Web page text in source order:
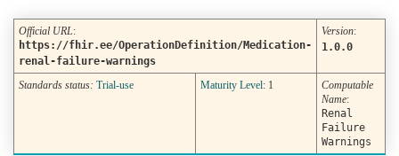
Official URL:
https://fhir.ee/OperationDefinition/Medication-
renal-failure-warnings
Version:
1.0.0
Standards status: Trial-use Maturity Level: 1
Computable
Name:
Renal
Failure
Warnings